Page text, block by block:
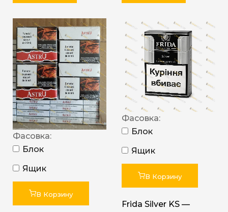
Фасовка:
Блок
Ящик
В Корзину
Фасовка:
Блок
Ящик
В Корзину
Frida Silver KS —